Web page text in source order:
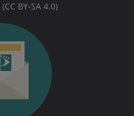
(CC BY-SA 4.0)